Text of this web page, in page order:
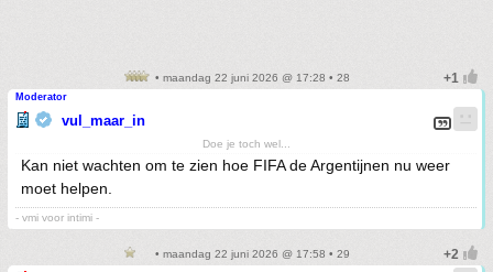
• maandag 22 juni 2026 @ 17:28 • 28
Moderator
vul_maar_in
Doe je toch wel...
Kan niet wachten om te zien hoe FIFA de Argentijnen nu weer
moet helpen.
- vmi voor intimi -
• maandag 22 juni 2026 @ 17:58 • 29